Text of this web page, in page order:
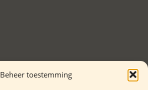
Beheer toestemming